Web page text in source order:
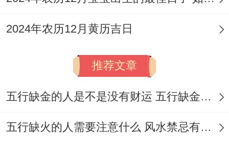
00-17:00）均是吉时可依据实际状况灵活选
择！
美容行业关乎美丽与健康,其开业择日及仪式
除了遵循通用规则外，还需结合行业特性...
吉时搭配同仪式建议
2024年农历12月黄历吉日
推荐文章
五行缺金的人是不是没有财运 五行缺金的人命运好不好
五行缺火的人需要注意什么 风水禁忌有哪些